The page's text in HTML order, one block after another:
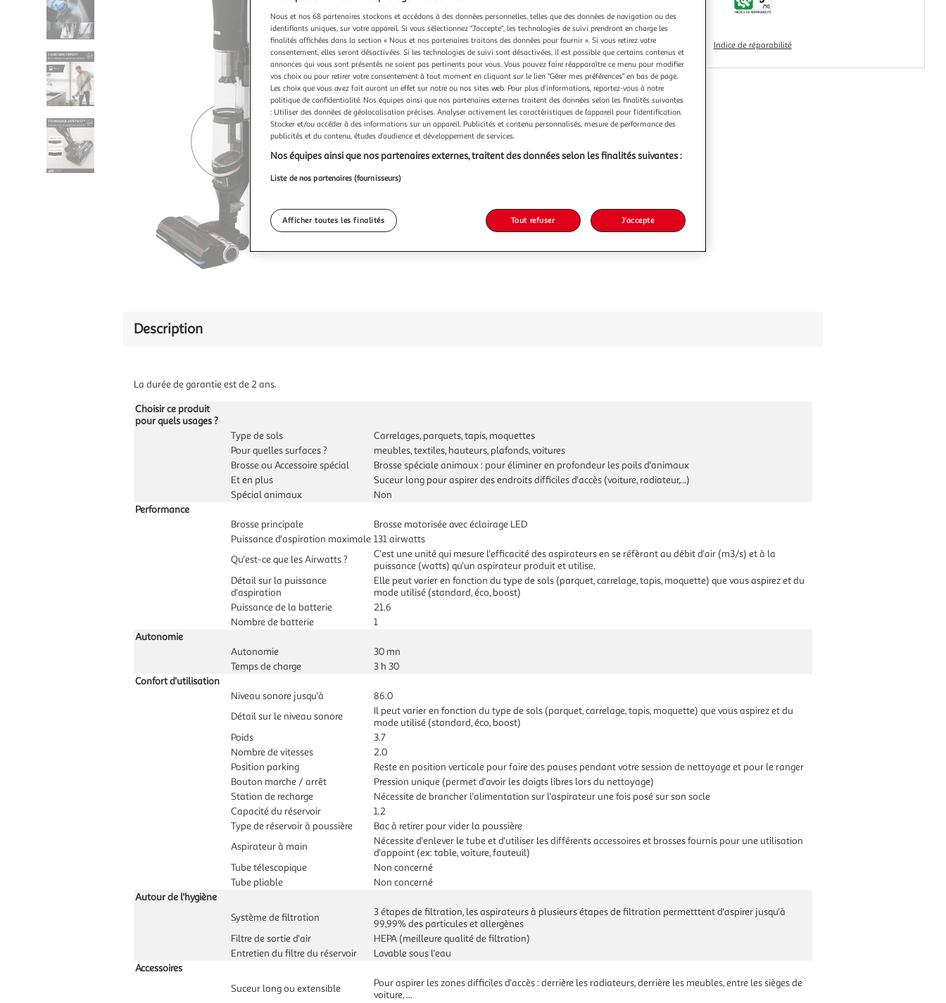
Indice de réparabilité
Description
La durée de garantie est de 2 ans.
Choisir ce produit
pour quels usages ?
Type de sols
Carrelages, parquets, tapis, moquettes
Pour quelles surfaces ?
meubles, textiles, hauteurs, plafonds, voitures
Brosse ou Accessoire spécial
Brosse spéciale animaux : pour éliminer en profondeur les poils d'animaux
Et en plus
Suceur long pour aspirer des endroits difficiles d'accès (voiture, radiateur,...)
Spécial animaux
Non
Performance
Brosse principale
Brosse motorisée avec éclairage LED
Puissance d'aspiration maximale 131 airwatts
Qu'est-ce que les Airwatts ?
C'est une unité qui mesure l'efficacité des aspirateurs en se réfèrant au débit d'air (m3/s) et à la
puissance (watts) qu'un aspirateur produit et utilise.
Détail sur la puissance
d'aspiration
Elle peut varier en fonction du type de sols (parquet, carrelage, tapis, moquette) que vous aspirez et du
mode utilisé (standard, éco, boost)
Puissance de la batterie
21.6
Nombre de batterie
1
Autonomie
Autonomie
30 mn
Temps de charge
3 h 30
Confort d'utilisation
Niveau sonore jusqu'à
86.0
Détail sur le niveau sonore
Il peut varier en fonction du type de sols (parquet, carrelage, tapis, moquette) que vous aspirez et du
mode utilisé (standard, éco, boost)
Poids
3.7
Nombre de vitesses
2.0
Position parking
Reste en position verticale pour faire des pauses pendant votre session de nettoyage et pour le ranger
Bouton marche / arrêt
Pression unique (permet d'avoir les doigts libres lors du nettoyage)
Station de recharge
Nécessite de brancher l'alimentation sur l'aspirateur une fois posé sur son socle
Capacité du réservoir
1.2
Type de réservoir à poussière
Bac à retirer pour vider la poussière
Aspirateur à main
Nécessite d'enlever le tube et d'utiliser les différents accessoires et brosses fournis pour une utilisation
d'appoint (ex: table, voiture, fauteuil)
Tube télescopique
Non concerné
Tube pliable
Non concerné
Autour de l'hygiène
Système de filtration
3 étapes de filtration, les aspirateurs à plusieurs étapes de filtration permetttent d'aspirer jusqu'à
99,99% des particules et allergènes
Filtre de sortie d'air
HEPA (meilleure qualité de filtration)
Entretien du filtre du réservoir
Lavable sous l'eau
Accessoires
Suceur long ou extensible
Pour aspirer les zones difficiles d'accès : derrière les radiateurs, derrière les meubles, entre les sièges de
voiture, ...
Nous et nos 68 partenaires stockons et accédons à des données personnelles, telles que des données de navigation ou des
identifiants uniques, sur votre appareil. Si vous sélectionnez "J'accepte", les technologies de suivi prendront en charge les
finalités affichées dans la section « Nous et nos partenaires traitons des données pour fournir ». Si vous retirez votre
consentement, elles seront désactivées. Si les technologies de suivi sont désactivées, il est possible que certains contenus et
annonces qui vous sont présentés ne soient pas pertinents pour vous. Vous pouvez faire réapparaître ce menu pour modifier
vos choix ou pour retirer votre consentement à tout moment en cliquant sur le lien "Gérer mes préférences" en bas de page.
Les choix que vous avez fait auront un effet sur notre ou nos sites web. Pour plus d’informations, reportez-vous à notre
politique de confidentialité. Nos équipes ainsi que nos partenaires externes traitent des données selon les finalités suivantes
: Utiliser des données de géolocalisation précises. Analyser activement les caractéristiques de l’appareil pour l’identification.
Stocker et/ou accéder à des informations sur un appareil. Publicités et contenu personnalisés, mesure de performance des
publicités et du contenu, études d’audience et développement de services.
Nos équipes ainsi que nos partenaires externes, traitent des données selon les finalités suivantes :
Liste de nos partenaires (fournisseurs)
Afficher toutes les finalités Tout refuser J'accepte